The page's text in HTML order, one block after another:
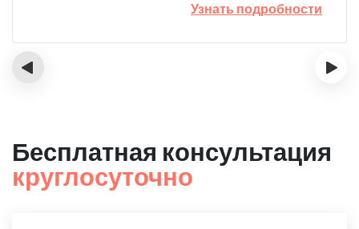
Узнать подробности
‹ ›
Бесплатная консультация
круглосуточно